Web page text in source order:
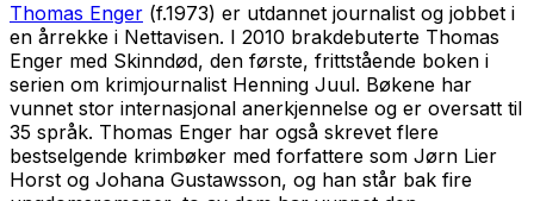
Thomas Enger (f.1973) er utdannet journalist og jobbet i
en årrekke i Nettavisen. I 2010 brakdebuterte Thomas
Enger med Skinndød, den første, frittstående boken i
serien om krimjournalist Henning Juul. Bøkene har
vunnet stor internasjonal anerkjennelse og er oversatt til
35 språk. Thomas Enger har også skrevet flere
bestselgende krimbøker med forfattere som Jørn Lier
Horst og Johana Gustawsson, og han står bak fire